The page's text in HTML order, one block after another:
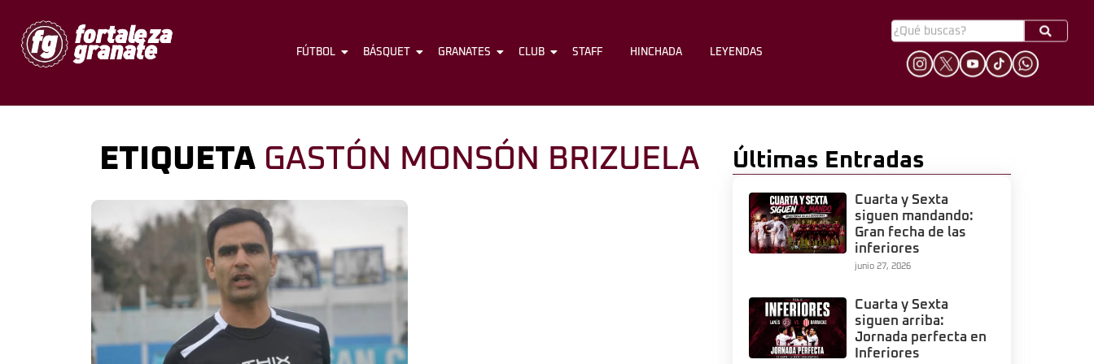
FÚTBOL BÁSQUET GRANATES CLUB STAFF HINCHADA
FÚTBOL BÁSQUET GRANATES CLUB STAFF HINCHADA LEYENDAS
ETIQUETA GASTÓN MONSÓN BRIZUELA Últimas Entradas
Cuarta y Sexta
siguen mandando:
Gran fecha de las
inferiores
junio 27, 2026
Cuarta y Sexta
siguen arriba:
Jornada perfecta en
Inferiores